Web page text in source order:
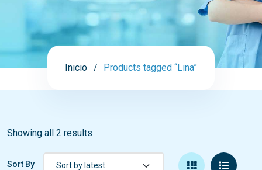
Inicio Products tagged “Lina”
Showing all 2 results
Sort By